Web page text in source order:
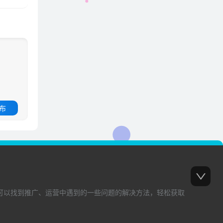
找到推广、运营中遇到的一些问题的解决方法，轻松获取